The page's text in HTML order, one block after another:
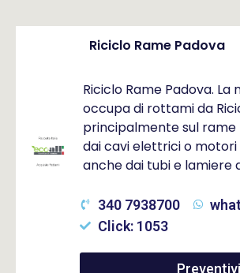
Riciclo Rame Padova
Riciclo Rame Padova. La
occupa di rottami da
principalmente sul
dai cavi elettrici o
anche dai tubi e lamiere
340 7938700
Click: 1053
Preventivi